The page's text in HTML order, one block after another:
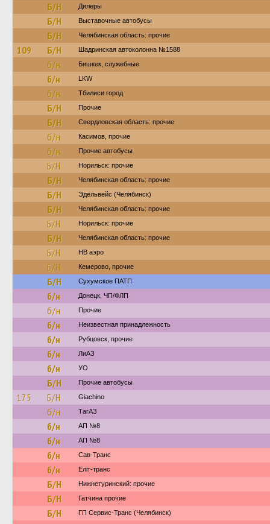
Б/Н Дилеры
Б/Н Выставочные автобусы
Б/Н Челябинская область: прочие
109 Б/Н Шадринская автоколонна №1588
б/н Бишкек, служебные
б/н LKW
б/н Тбилиси город
Б/Н Прочие
Б/Н Свердловская область: прочие
б/н Касимов, прочие
б/н Прочие автобусы
Б/Н Норильск: прочие
Б/Н Челябинская область: прочие
Б/Н Эдельвейс (Челябинск)
Б/Н Челябинская область: прочие
Б/Н Норильск: прочие
Б/Н Челябинская область: прочие
Б/Н НВ аэро
Б/Н Кемерово, прочие
Б/Н Сухумское ПАТП
б/н Донецк, ЧП/ФЛП
б/н Прочие
б/н Неизвестная принадлежность
б/н Рубцовск, прочие
б/н ЛиАЗ
б/н УО
Б/Н Прочие автобусы
175 Б/Н Giachino
б/н ТагАЗ
б/н АП №8
б/н АП №8
б/н Сав-Транс
б/н Еліт-транс
Б/Н Нижнетуринский: прочие
Б/Н Гатчина прочие
Б/Н ГП Сервис-Транс (Челябинск)